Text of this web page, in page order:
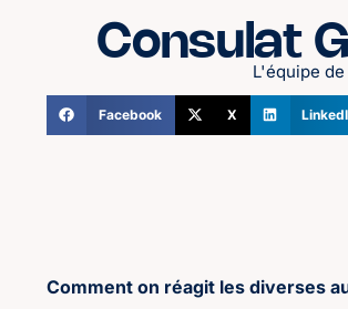
Consulat
L'équipe de
Facebook X
Comment on réagit les diverses